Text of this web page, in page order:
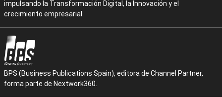
impulsando la Transformación Digital, la Innovación y el
crecimiento empresarial.
BPS (Business Publications Spain), editora de Channel Partner,
forma parte de Nextwork360.